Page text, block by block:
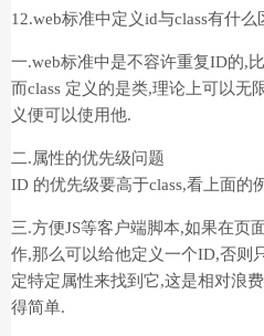
12.web标准中定义id与class有什么
一.web标准中是不容许重复ID的,
而class 定义的是类,理论上可以无
义便可以使用他.
二.属性的优先级问题
ID 的优先级要高于class,看上面的
三.方便JS等客户端脚本,如果在页
作,那么可以给他定义一个ID,否则
定特定属性来找到它,这是相对浪
得简单.